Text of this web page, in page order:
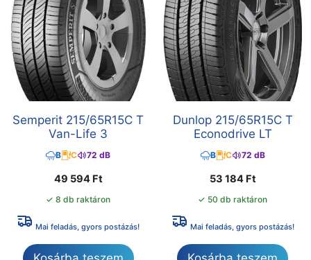
Semperit 215/65R15C T
Van-Life 3
B C 72 dB
49 594 Ft
✓ 8 db raktáron
Mai feladás, gyors postázás!
Dunlop 215/65R15C T
Econodrive LT
B C 72 dB
53 184 Ft
✓ 50 db raktáron
Mai feladás, gyors postázás!